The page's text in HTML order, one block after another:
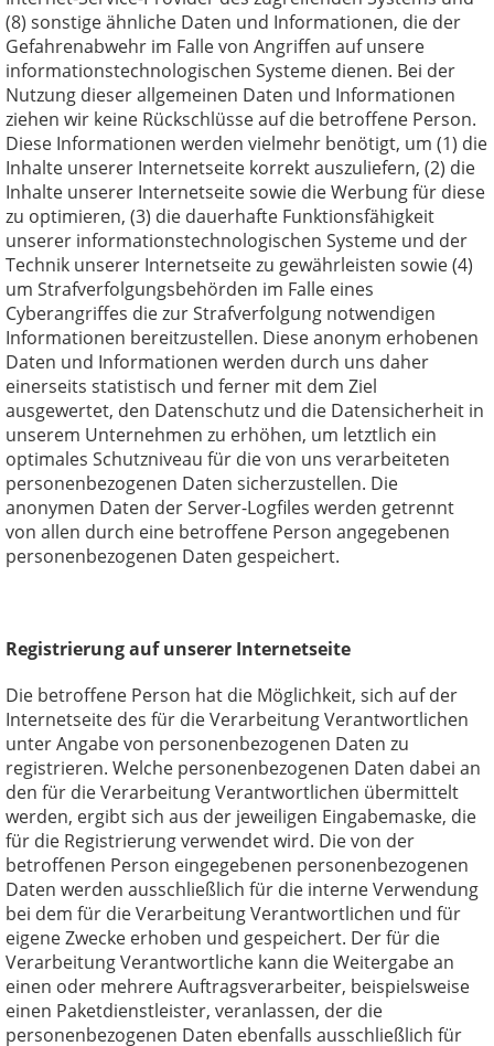
(8) sonstige ähnliche Daten und Informationen, die der
Gefahrenabwehr im Falle von Angriffen auf unsere
informationstechnologischen Systeme dienen. Bei der
Nutzung dieser allgemeinen Daten und Informationen
ziehen wir keine Rückschlüsse auf die betroffene Person.
Diese Informationen werden vielmehr benötigt, um (1) die
Inhalte unserer Internetseite korrekt auszuliefern, (2) die
Inhalte unserer Internetseite sowie die Werbung für diese
zu optimieren, (3) die dauerhafte Funktionsfähigkeit
unserer informationstechnologischen Systeme und der
Technik unserer Internetseite zu gewährleisten sowie (4)
um Strafverfolgungsbehörden im Falle eines
Cyberangriffes die zur Strafverfolgung notwendigen
Informationen bereitzustellen. Diese anonym erhobenen
Daten und Informationen werden durch uns daher
einerseits statistisch und ferner mit dem Ziel
ausgewertet, den Datenschutz und die Datensicherheit in
unserem Unternehmen zu erhöhen, um letztlich ein
optimales Schutzniveau für die von uns verarbeiteten
personenbezogenen Daten sicherzustellen. Die
anonymen Daten der Server-Logfiles werden getrennt
von allen durch eine betroffene Person angegebenen
personenbezogenen Daten gespeichert.
Registrierung auf unserer Internetseite
Die betroffene Person hat die Möglichkeit, sich auf der
Internetseite des für die Verarbeitung Verantwortlichen
unter Angabe von personenbezogenen Daten zu
registrieren. Welche personenbezogenen Daten dabei an
den für die Verarbeitung Verantwortlichen übermittelt
werden, ergibt sich aus der jeweiligen Eingabemaske, die
für die Registrierung verwendet wird. Die von der
betroffenen Person eingegebenen personenbezogenen
Daten werden ausschließlich für die interne Verwendung
bei dem für die Verarbeitung Verantwortlichen und für
eigene Zwecke erhoben und gespeichert. Der für die
Verarbeitung Verantwortliche kann die Weitergabe an
einen oder mehrere Auftragsverarbeiter, beispielsweise
einen Paketdienstleister, veranlassen, der die
personenbezogenen Daten ebenfalls ausschließlich für